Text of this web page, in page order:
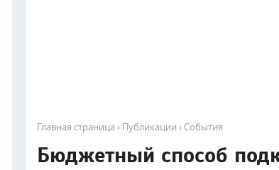
Главная страница › Публикации › События
Бюджетный способ